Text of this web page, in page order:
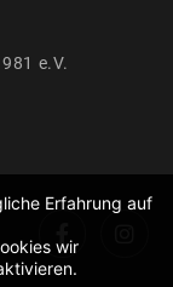
e.V.
Erfahrung auf
wir